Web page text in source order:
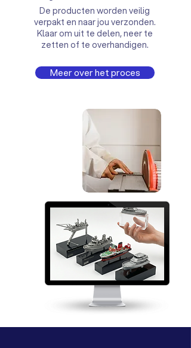
De producten worden veilig
verpakt en naar jou verzonden.
Klaar om uit te delen, neer te
zetten of te overhandigen.
Meer over het proces